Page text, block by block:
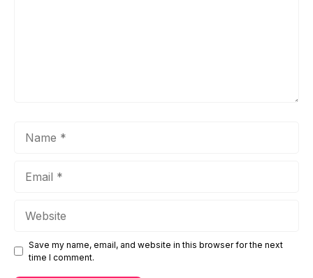
Save my name, email, and website in this browser for the next
time I comment.